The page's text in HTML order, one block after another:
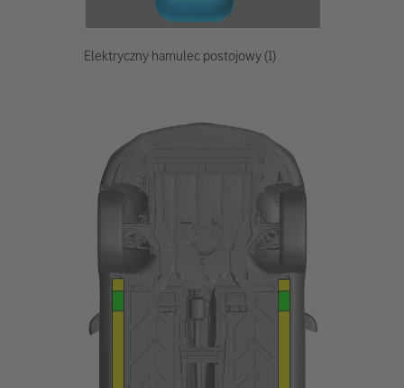
Elektryczny hamulec postojowy (1)